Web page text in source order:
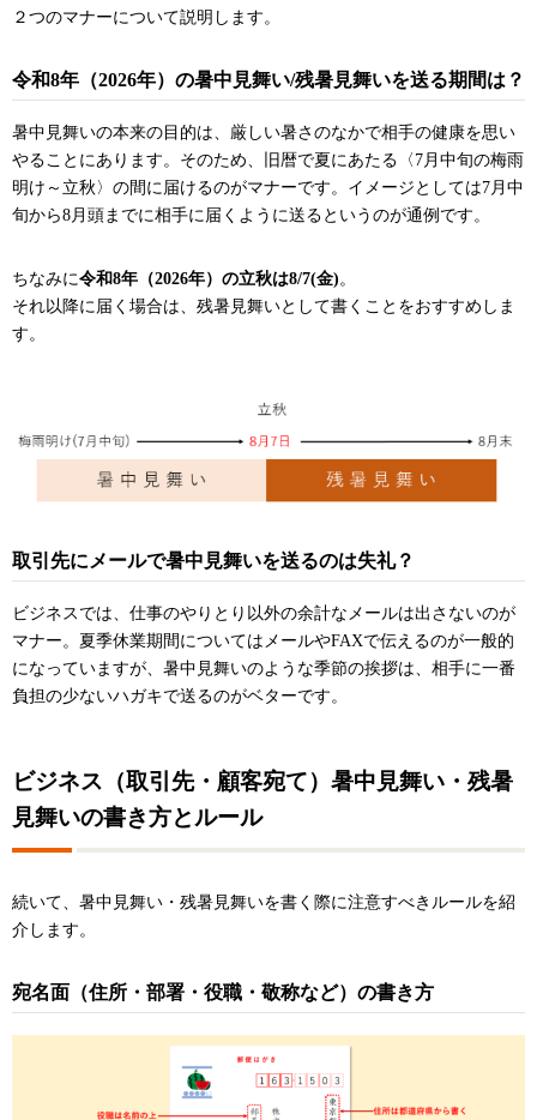
２つのマナーについて説明します。
令和8年（2026年）の暑中見舞い/残暑見舞いを送る期間は？
暑中見舞いの本来の目的は、厳しい暑さのなかで相手の健康を思い
やることにあります。そのため、旧暦で夏にあたる〈7月中旬の梅雨
明け～立秋〉の間に届けるのがマナーです。イメージとしては7月中
旬から8月頭までに相手に届くように送るというのが通例です。
ちなみに令和8年（2026年）の立秋は8/7(金) 。
それ以降に届く場合は、残暑見舞いとして書くことをおすすめしま
す。
取引先にメールで暑中見舞いを送るのは失礼？
ビジネスでは、仕事のやりとり以外の余計なメールは出さないのが
マナー。夏季休業期間についてはメールやFAXで伝えるのが一般的
になっていますが、暑中見舞いのような季節の挨拶は、相手に一番
負担の少ないハガキで送るのがベターです。
ビジネス（取引先・顧客宛て）暑中見舞い・残暑
見舞いの書き方とルール
続いて、暑中見舞い・残暑見舞いを書く際に注意すべきルールを紹
介します。
宛名面（住所・部署・役職・敬称など）の書き方